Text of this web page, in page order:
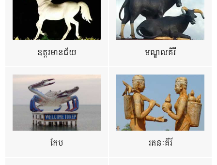
ឧត្ដរមានជ័យ មណ្ឌលគីរី
កែប រតនៈគីរី